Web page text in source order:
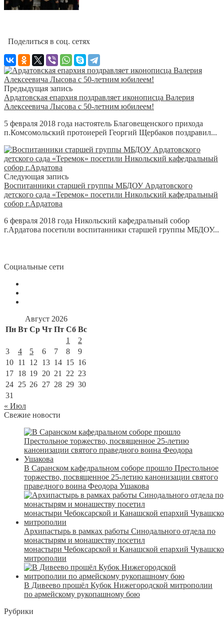
Поделиться в соц. сетях
Предыдущая запись
Ардатовская епархия поздравляет иконописца Валерия
Алексеевича Лысова с 50-летним юбилеем!
5 февраля 2018 года настоятель Благовещенского прихода
п.Комсомольский протоиерей Георгий Щербаков поздравил...
Следующая запись
Воспитанники старшей группы МБДОУ Ардатовского
детского сада «Теремок» посетили Никольский кафедральный
собор г.Ардатова
6 февраля 2018 года Никольский кафедральный собор
г.Ардатова посетили воспитанники старшей группы МБДОУ...
Социальные сети
Август 2026
Пн Вт Ср Чт Пт Сб Вс
1
2
3
4 5 6 7 8
9
10 11 12 13 14 15 16
17 18 19 20 21 22 23
24 25 26 27 28 29 30
31
« Июл
Свежие новости
В Саранском кафедральном соборе прошло Престольное
торжество, посвященное 25-летию канонизации святого
праведного воина Феодора Ушакова
Архипастырь в рамках работы Синодального отдела по
монастырям и монашеству посетил
монастыри Чебоксарской и Канашской епархий
митрополии
В Дивеево прошёл Кубок Нижегородской митрополии
по армейскому рукопашному бою
Рубрики